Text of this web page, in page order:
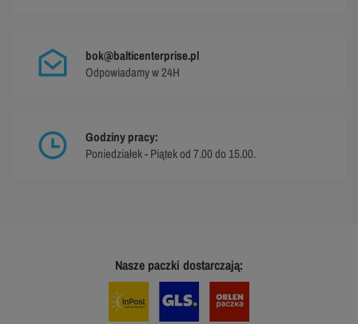
bok@balticenterprise.pl
Odpowiadamy w 24H
Godziny pracy:
Poniedziałek - Piątek od 7.00 do 15.00.
Nasze paczki dostarczają: